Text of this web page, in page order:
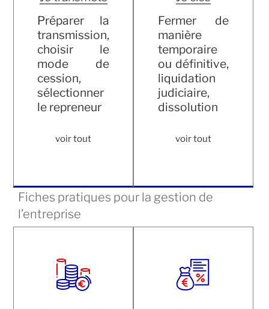
Préparer la
transmission,
choisir le
mode de
cession,
sélectionner
le repreneur
voir tout
Fermer de
manière
temporaire
ou définitive,
liquidation
judiciaire,
dissolution
voir tout
Fiches pratiques pour la gestion de
l’entreprise